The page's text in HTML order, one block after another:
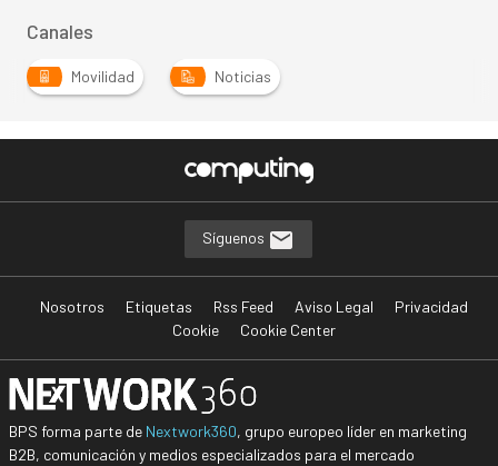
Canales
Movilidad Noticias
Síguenos
Nosotros Etiquetas Rss Feed Aviso Legal
Privacidad
Cookie
Cookie Center
BPS forma parte de Nextwork360, grupo europeo líder en marketing
B2B, comunicación y medios especializados para el mercado